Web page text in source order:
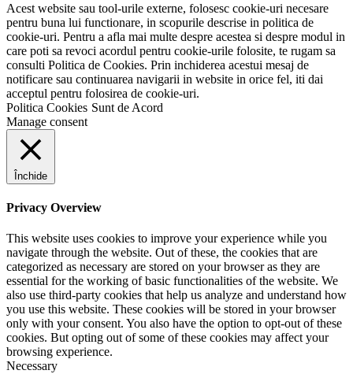
Acest website sau tool-urile externe, folosesc cookie-uri necesare
pentru buna lui functionare, in scopurile descrise in politica de
cookie-uri. Pentru a afla mai multe despre acestea si despre modul in
care poti sa revoci acordul pentru cookie-urile folosite, te rugam sa
consulti Politica de Cookies. Prin inchiderea acestui mesaj de
notificare sau continuarea navigarii in website in orice fel, iti dai
acceptul pentru folosirea de cookie-uri.
Politica Cookies Sunt de Acord
Manage consent
Închide
Privacy Overview
This website uses cookies to improve your experience while you
navigate through the website. Out of these, the cookies that are
categorized as necessary are stored on your browser as they are
essential for the working of basic functionalities of the website. We
also use third-party cookies that help us analyze and understand how
you use this website. These cookies will be stored in your browser
only with your consent. You also have the option to opt-out of these
cookies. But opting out of some of these cookies may affect your
browsing experience.
Necessary